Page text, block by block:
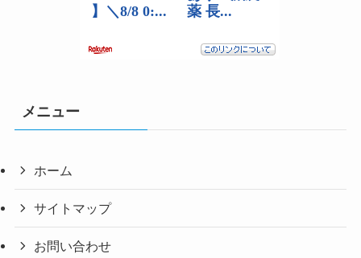
メニュー
ホーム
サイトマップ
お問い合わせ